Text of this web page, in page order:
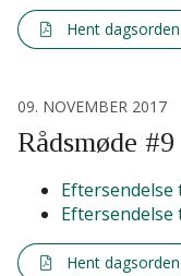
Hent dagsorden
09. NOVEMBER 2017
Rådsmøde #9
Eftersendelse
Eftersendelse
Hent dagsorden